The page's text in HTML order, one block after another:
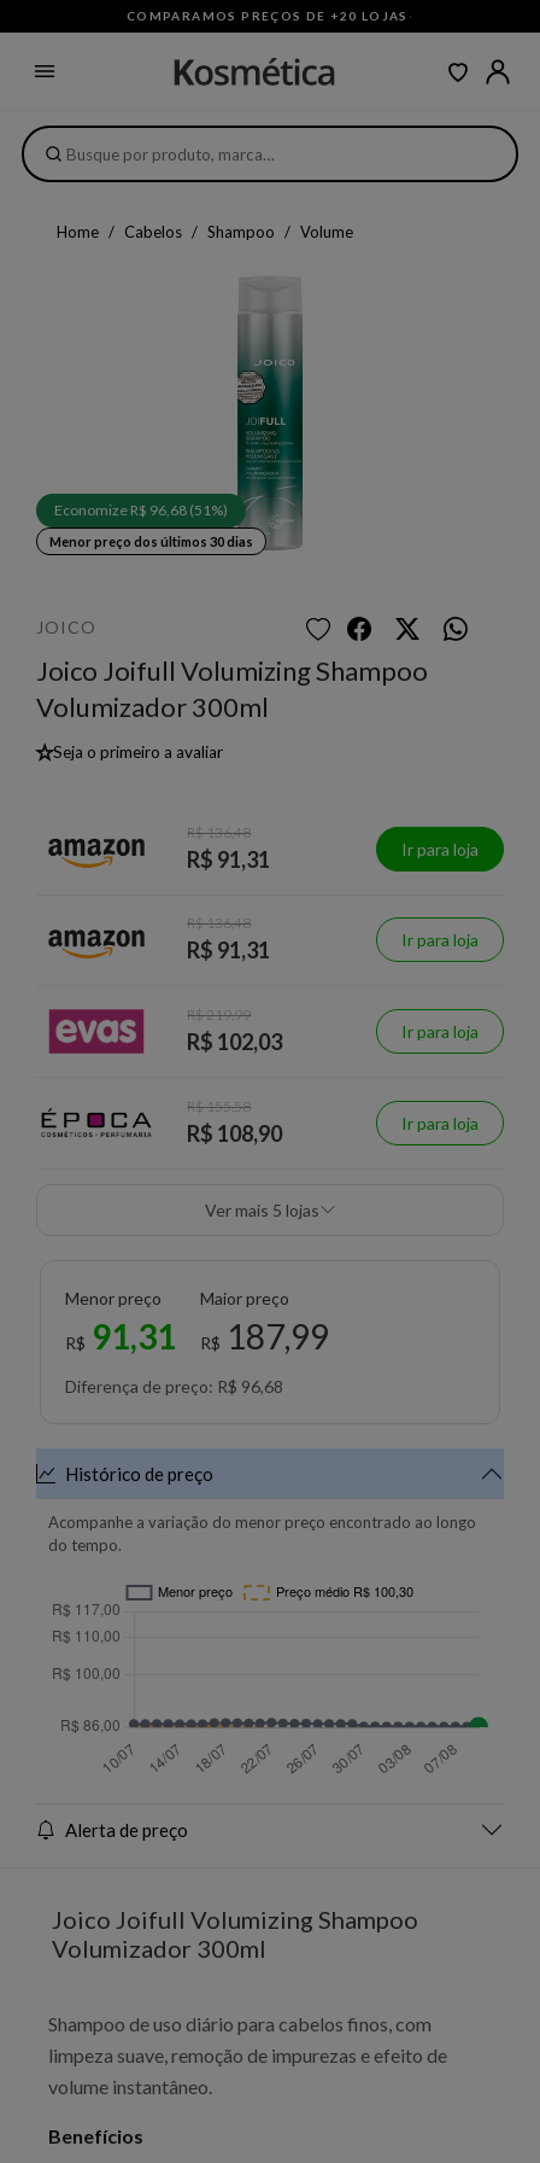
COMPARAMOS PREÇOS DE +20 LOJAS ·
Home Cabelos Shampoo Volume
Economize R$ 96,68 (51%)
Menor preço dos últimos 30 dias
JOICO
Joico Joifull Volumizing Shampoo
Volumizador 300ml
★Seja o primeiro a avaliar
R$ 136,48
R$ 91,31 Ir para loja
R$ 136,48
R$ 91,31 Ir para loja
R$ 219,99
R$ 102,03 Ir para loja
R$ 155,58
R$ 108,90 Ir para loja
Ver mais 5 lojas
Menor preço
R$ 91,31
Maior preço
R$ 187,99
Diferença de preço: R$ 96,68
Histórico de preço
Acompanhe a variação do menor preço encontrado ao longo
do tempo.
Alerta de preço
Joico Joifull Volumizing Shampoo
Volumizador 300ml
Shampoo de uso diário para cabelos finos, com
limpeza suave, remoção de impurezas e efeito de
volume instantâneo.
Benefícios